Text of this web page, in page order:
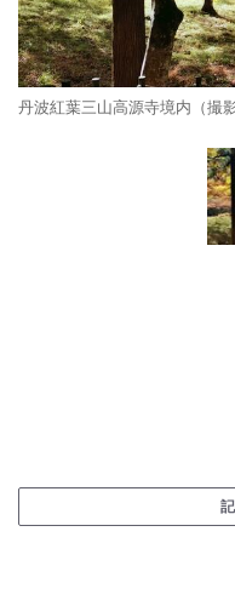
丹波紅葉三山高源寺境内（撮